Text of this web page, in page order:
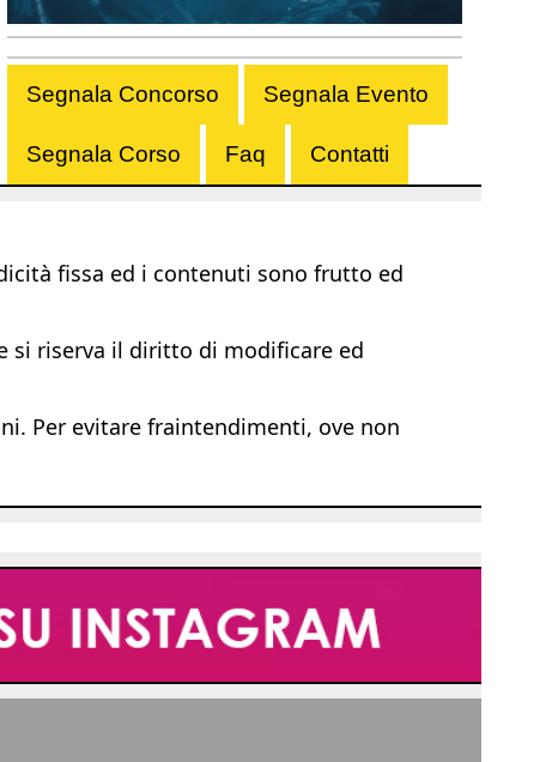
Segnala Concorso Segnala Evento
Segnala Corso Faq Contatti
fissa ed i contenuti sono frutto ed
si riserva il diritto di modificare ed
Per evitare fraintendimenti, ove non